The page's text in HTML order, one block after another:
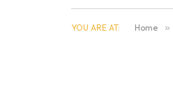
YOU ARE AT: Home »